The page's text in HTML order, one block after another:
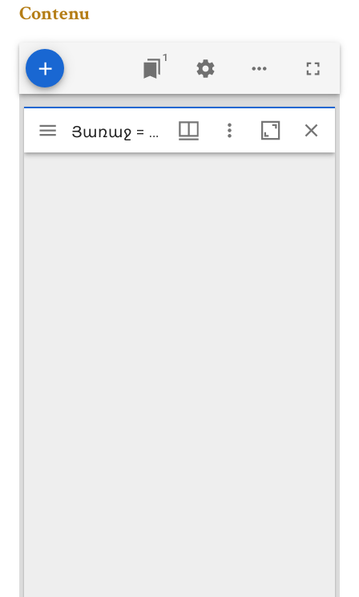
Contenu
1
Visualiseur
Mirador
Յառաջ = Haratch
Յառաջ = Haratch